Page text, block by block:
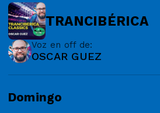
TRANCIBÉRICA
Voz en off de:
OSCAR GUEZ
Domingo